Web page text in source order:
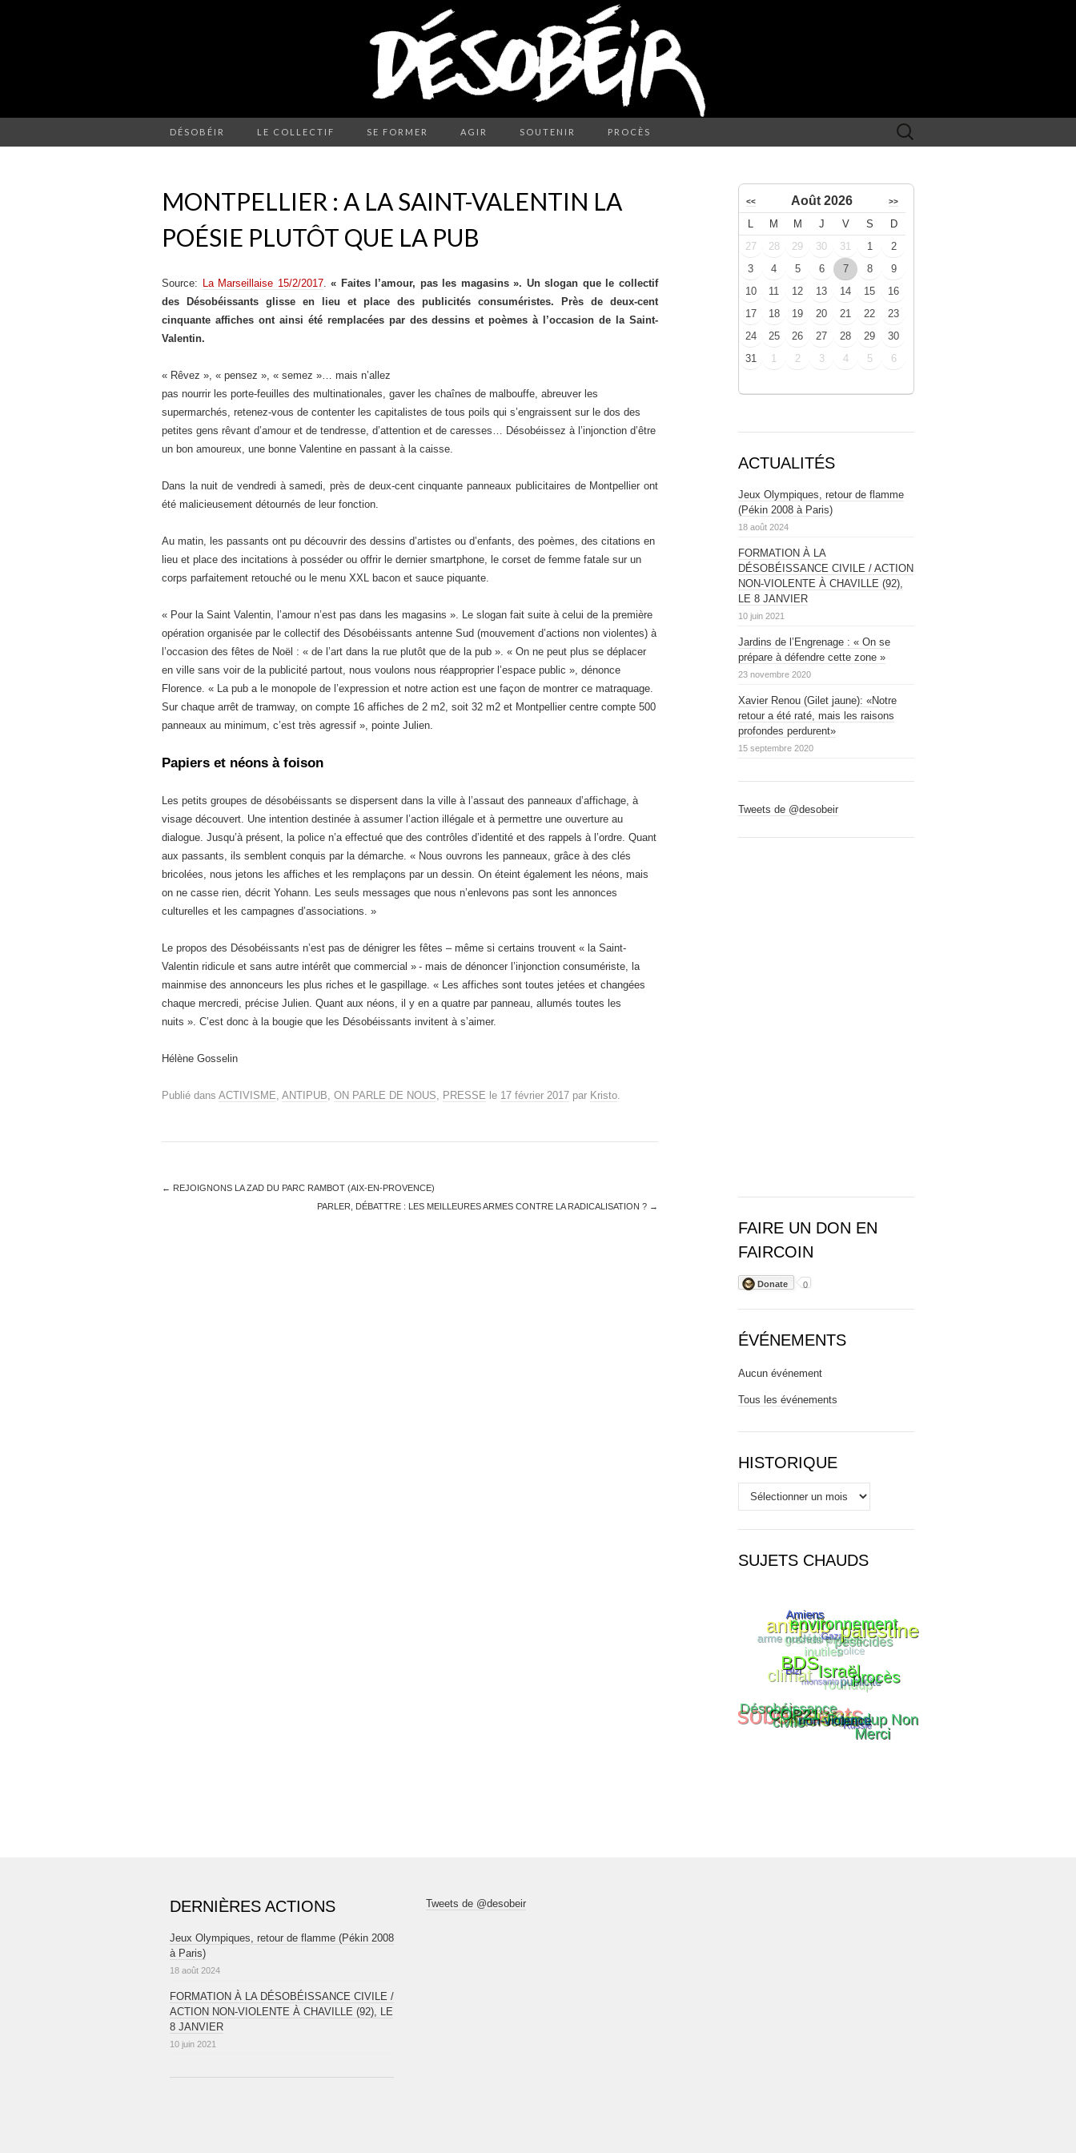
DÉSOBÉIR LE COLLECTIF SE FORMER AGIR SOUTENIR PROCÈS Rechercher :
MONTPELLIER : A LA SAINT-VALENTIN LA
POÉSIE PLUTÔT QUE LA PUB
Source: La Marseillaise 15/2/2017. « Faites l’amour, pas les magasins ». Un slogan que le collectif
des Désobéissants glisse en lieu et place des publicités consuméristes. Près de deux-cent
cinquante affiches ont ainsi été remplacées par des dessins et poèmes à l’occasion de la Saint-
Valentin.
« Rêvez », « pensez », « semez »… mais n’allez
pas nourrir les porte-feuilles des multinationales, gaver les chaînes de malbouffe, abreuver les
supermarchés, retenez-vous de contenter les capitalistes de tous poils qui s’engraissent sur le dos des
petites gens rêvant d’amour et de tendresse, d’attention et de caresses… Désobéissez à l’injonction d’être
un bon amoureux, une bonne Valentine en passant à la caisse.
Dans la nuit de vendredi à samedi, près de deux-cent cinquante panneaux publicitaires de Montpellier ont
été malicieusement détournés de leur fonction.
Au matin, les passants ont pu découvrir des dessins d’artistes ou d’enfants, des poèmes, des citations en
lieu et place des incitations à posséder ou offrir le dernier smartphone, le corset de femme fatale sur un
corps parfaitement retouché ou le menu XXL bacon et sauce piquante.
« Pour la Saint Valentin, l’amour n’est pas dans les magasins ». Le slogan fait suite à celui de la première
opération organisée par le collectif des Désobéissants antenne Sud (mouvement d’actions non violentes) à
l’occasion des fêtes de Noël : « de l’art dans la rue plutôt que de la pub ». « On ne peut plus se déplacer
en ville sans voir de la publicité partout, nous voulons nous réapproprier l’espace public », dénonce
Florence. « La pub a le monopole de l’expression et notre action est une façon de montrer ce matraquage.
Sur chaque arrêt de tramway, on compte 16 affiches de 2 m2, soit 32 m2 et Montpellier centre compte 500
panneaux au minimum, c’est très agressif », pointe Julien.
Papiers et néons à foison
Les petits groupes de désobéissants se dispersent dans la ville à l’assaut des panneaux d’affichage, à
visage découvert. Une intention destinée à assumer l’action illégale et à permettre une ouverture au
dialogue. Jusqu’à présent, la police n’a effectué que des contrôles d’identité et des rappels à l’ordre. Quant
aux passants, ils semblent conquis par la démarche. « Nous ouvrons les panneaux, grâce à des clés
bricolées, nous jetons les affiches et les remplaçons par un dessin. On éteint également les néons, mais
on ne casse rien, décrit Yohann. Les seuls messages que nous n’enlevons pas sont les annonces
culturelles et les campagnes d’associations. »
Le propos des Désobéissants n’est pas de dénigrer les fêtes – même si certains trouvent « la Saint-
Valentin ridicule et sans autre intérêt que commercial » - mais de dénoncer l’injonction consumériste, la
mainmise des annonceurs les plus riches et le gaspillage. « Les affiches sont toutes jetées et changées
chaque mercredi, précise Julien. Quant aux néons, il y en a quatre par panneau, allumés toutes les
nuits ». C’est donc à la bougie que les Désobéissants invitent à s’aimer.
Hélène Gosselin
Publié dans ACTIVISME, ANTIPUB, ON PARLE DE NOUS, PRESSE le 17 février 2017 par Kristo.
← REJOIGNONS LA ZAD DU PARC RAMBOT (AIX-EN-PROVENCE)
PARLER, DÉBATTRE : LES MEILLEURES ARMES CONTRE LA RADICALISATION ? →
<< Août 2026 >>
L M M J V S
D
27
28 29 30 31 1
2
3
4 5 6 7 8
9
10
11 12 13 14 15
16
17
18 19 20 21 22
23
24
25 26 27 28 29
30
31
1 2 3 4 5 6
ACTUALITÉS
Jeux Olympiques, retour de flamme
(Pékin 2008 à Paris)
18 août 2024
FORMATION À LA
DÉSOBÉISSANCE CIVILE / ACTION
NON-VIOLENTE À CHAVILLE (92),
LE 8 JANVIER
10 juin 2021
Jardins de l’Engrenage : « On se
prépare à défendre cette zone »
23 novembre 2020
Xavier Renou (Gilet jaune): «Notre
retour a été raté, mais les raisons
profondes perdurent»
15 septembre 2020
Tweets de @desobeir
FAIRE UN DON EN
FAIRCOIN
Donate 0
ÉVÉNEMENTS
Aucun événement
Tous les événements
HISTORIQUE
Historique
SUJETS CHAUDS
DERNIÈRES ACTIONS
Jeux Olympiques, retour de flamme (Pékin 2008
à Paris)
18 août 2024
FORMATION À LA DÉSOBÉISSANCE CIVILE /
ACTION NON-VIOLENTE À CHAVILLE (92), LE
8 JANVIER
10 juin 2021
Tweets de @desobeir